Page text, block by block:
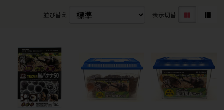
並び替え 表示切替